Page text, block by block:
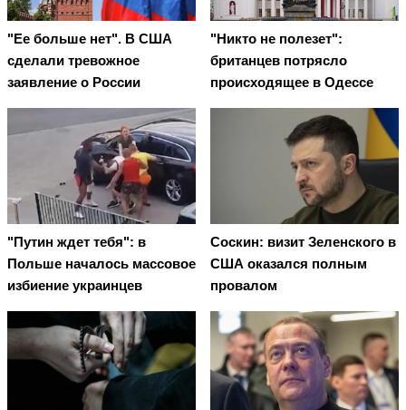
"Ее больше нет". В США
сделали тревожное
заявление о России
"Никто не полезет":
британцев потрясло
происходящее в Одессе
"Путин ждет тебя": в
Польше началось массовое
избиение украинцев
Соскин: визит Зеленского в
США оказался полным
провалом